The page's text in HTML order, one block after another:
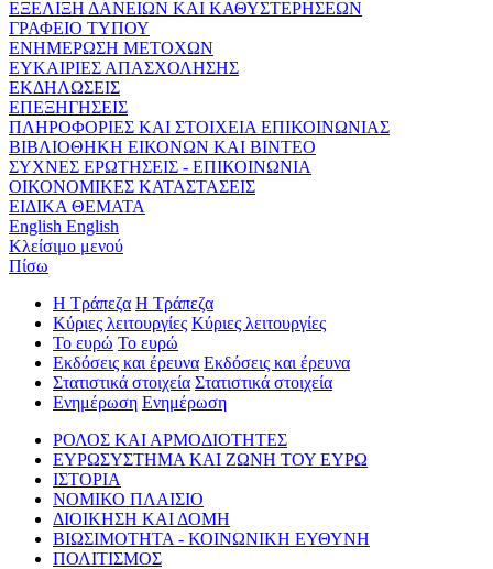
ΕΞΕΛΙΞΗ ΔΑΝΕΙΩΝ ΚΑΙ ΚΑΘΥΣΤΕΡΗΣΕΩΝ
ΓΡΑΦΕΙΟ ΤΥΠΟΥ
ΕΝΗΜΕΡΩΣΗ ΜΕΤΟΧΩΝ
ΕΥΚΑΙΡΙΕΣ ΑΠΑΣΧΟΛΗΣΗΣ
ΕΚΔΗΛΩΣΕΙΣ
ΕΠΕΞΗΓΗΣΕΙΣ
ΠΛΗΡΟΦΟΡΙΕΣ ΚΑΙ ΣΤΟΙΧΕΙΑ ΕΠΙΚΟΙΝΩΝΙΑΣ
ΒΙΒΛΙΟΘΗΚΗ ΕΙΚΟΝΩΝ ΚΑΙ ΒΙΝΤΕΟ
ΣΥΧΝΕΣ ΕΡΩΤΗΣΕΙΣ - ΕΠΙΚΟΙΝΩΝΙΑ
ΟΙΚΟΝΟΜΙΚΕΣ ΚΑΤΑΣΤΑΣΕΙΣ
ΕΙΔΙΚΑ ΘΕΜΑΤΑ
English English
Κλείσιμο μενού
Πίσω
Η Τράπεζα Η Τράπεζα
Κύριες λειτουργίες Κύριες λειτουργίες
Το ευρώ Το ευρώ
Εκδόσεις και έρευνα Εκδόσεις και έρευνα
Στατιστικά στοιχεία Στατιστικά στοιχεία
Ενημέρωση Ενημέρωση
ΡΟΛΟΣ ΚΑΙ ΑΡΜΟΔΙΟΤΗΤΕΣ
ΕΥΡΩΣΥΣΤΗΜΑ ΚΑΙ ΖΩΝΗ ΤΟΥ ΕΥΡΩ
ΙΣΤΟΡΙΑ
ΝΟΜΙΚΟ ΠΛΑΙΣΙΟ
ΔΙΟΙΚΗΣΗ ΚΑΙ ΔΟΜΗ
ΒΙΩΣΙΜΟΤΗΤΑ - ΚΟΙΝΩΝΙΚΗ ΕΥΘΥΝΗ
ΠΟΛΙΤΙΣΜΟΣ